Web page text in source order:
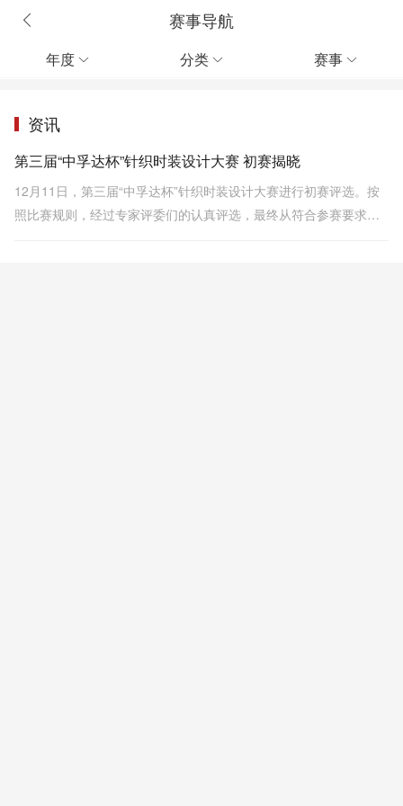
赛事导航
年度  分类  赛事 
资讯
第三届“中孚达杯”针织时装设计大赛 初赛揭晓
12月11日，第三届“中孚达杯”针织时装设计大赛进行初赛评选。按
照比赛规则，经过专家评委们的认真评选，最终从符合参赛要求的